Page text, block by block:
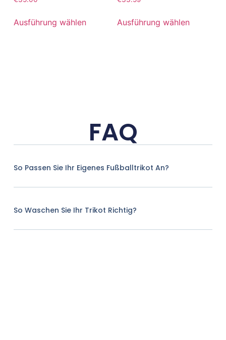
Ausführung wählen Ausführung wählen
FAQ
So Passen Sie Ihr Eigenes Fußballtrikot An?
So Waschen Sie Ihr Trikot Richtig?